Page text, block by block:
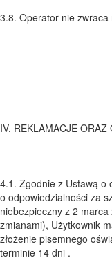
3.8. Operator nie zwraca
IV. REKLAMACJE
4.1. Zgodnie z Ustawą o
o odpowiedzialności za
niebezpieczny z 2
zmianami), Użytkownik
złożenie pisemnego
terminie 14 dni .